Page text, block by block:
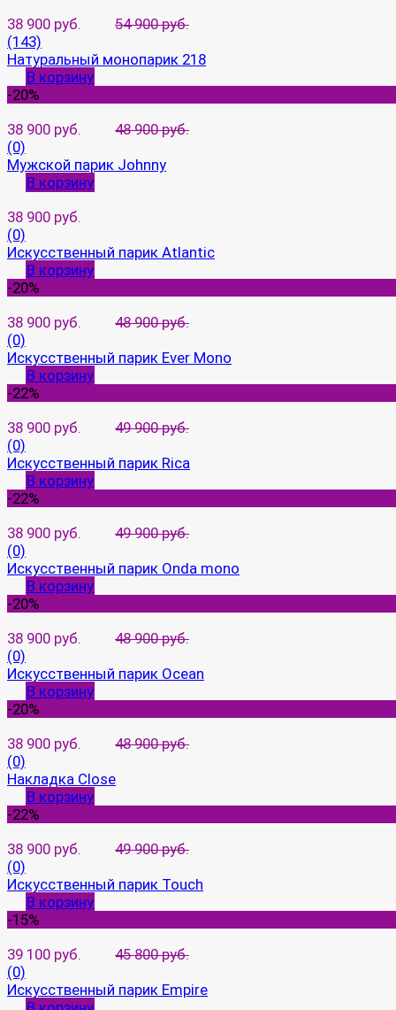
38 900 руб.
54 900 руб.
(143)
Натуральный монопарик 218
В корзину
-20%
38 900 руб.
48 900 руб.
(0)
Мужской парик Johnny
В корзину
38 900 руб.
(0)
Искусственный парик Atlantic
В корзину
-20%
38 900 руб.
48 900 руб.
(0)
Искусственный парик Ever Mono
В корзину
-22%
38 900 руб.
49 900 руб.
(0)
Искусственный парик Rica
В корзину
-22%
38 900 руб.
49 900 руб.
(0)
Искусственный парик Onda mono
В корзину
-20%
38 900 руб.
48 900 руб.
(0)
Искусственный парик Ocean
В корзину
-20%
38 900 руб.
48 900 руб.
(0)
Накладка Close
В корзину
-22%
38 900 руб.
49 900 руб.
(0)
Искусственный парик Touch
В корзину
-15%
39 100 руб.
45 800 руб.
(0)
Искусственный парик Empire